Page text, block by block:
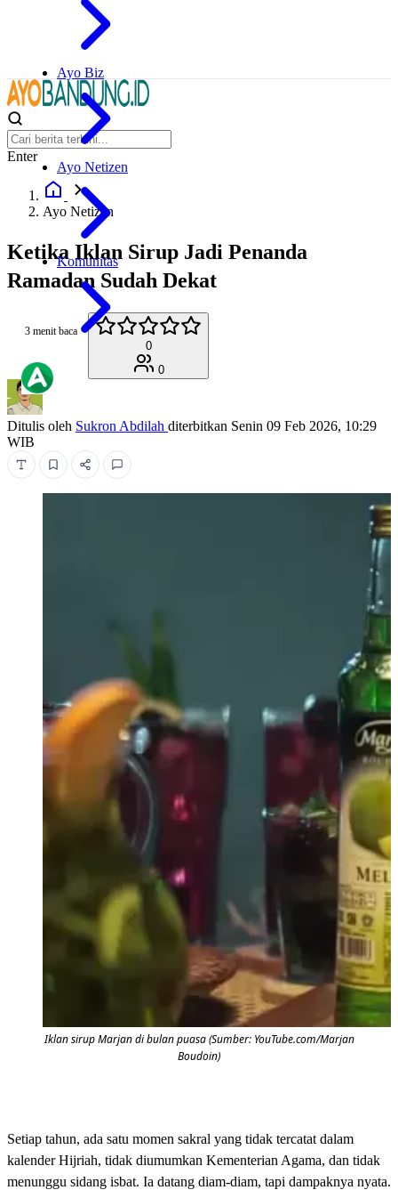
Ayo Biz
Ayo Netizen
Komunitas
Enter
Ayo Netizen
Ketika Iklan Sirup Jadi Penanda
Ramadan Sudah Dekat
3 menit baca
0
0
Ditulis oleh Sukron Abdilah diterbitkan Senin 09 Feb 2026, 10:29
WIB
Iklan sirup Marjan di bulan puasa (Sumber: YouTube.com/Marjan
Boudoin)
Setiap tahun, ada satu momen sakral yang tidak tercatat dalam
kalender Hijriah, tidak diumumkan Kementerian Agama, dan tidak
menunggu sidang isbat. Ia datang diam-diam, tapi dampaknya nyata.